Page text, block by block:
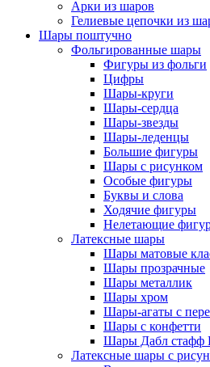
Арки из шаров
Гелиевые цепочки из
Шары поштучно
Фольгированные шары
Фигуры из фольги
Цифры
Шары-круги
Шары-сердца
Шары-звезды
Шары-леденцы
Большие фигуры
Шары с рисунком
Особые фигуры
Буквы и слова
Ходячие фигуры
Нелетающие
Латексные шары
Шары матовые
Шары прозрачные
Шары металлик
Шары хром
Шары-агаты с
Шары с конфетти
Шары Дабл стафф
Латексные шары с